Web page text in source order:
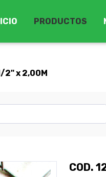
PRODUCTOS
2" x 2,00M
COD.